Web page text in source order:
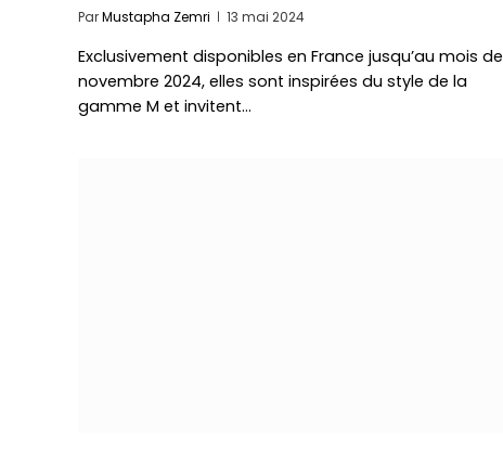
ParMustapha Zemri 13 mai 2024
Exclusivement disponibles en France jusqu’au mois de
novembre 2024, elles sont inspirées du style de la
gamme M et invitent…